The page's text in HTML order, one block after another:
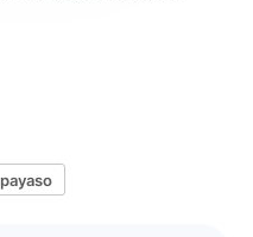
payaso